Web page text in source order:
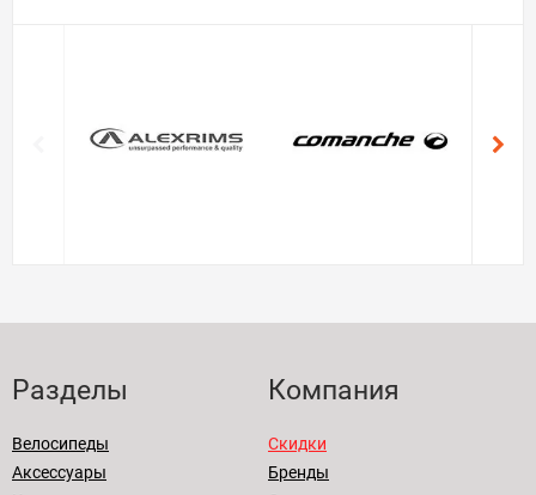
Разделы
Велосипеды
Аксессуары
Компания
Скидки
Бренды